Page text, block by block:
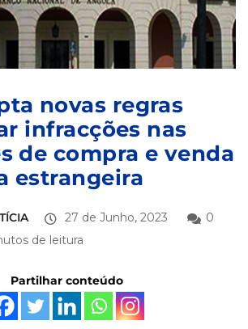
novas regras
infracções nas
de compra e venda
estrangeira
27 de Junho, 2023
0
de leitura
Partilhar conteúdo